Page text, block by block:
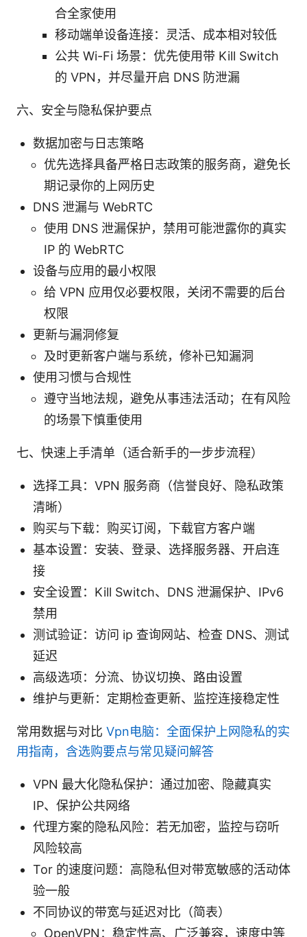
合全家使用
移动端单设备连接：灵活、成本相对较低
公共 Wi-Fi 场景：优先使用带 Kill Switch
的 VPN，并尽量开启 DNS 防泄漏
六、安全与隐私保护要点
数据加密与日志策略
优先选择具备严格日志政策的服务商，避免长
期记录你的上网历史
DNS 泄漏与 WebRTC
使用 DNS 泄漏保护，禁用可能泄露你的真实
IP 的 WebRTC
设备与应用的最小权限
给 VPN 应用仅必要权限，关闭不需要的后台
权限
更新与漏洞修复
及时更新客户端与系统，修补已知漏洞
使用习惯与合规性
遵守当地法规，避免从事违法活动；在有风险
的场景下慎重使用
七、快速上手清单（适合新手的一步步流程）
选择工具：VPN 服务商（信誉良好、隐私政策
清晰）
购买与下载：购买订阅，下载官方客户端
基本设置：安装、登录、选择服务器、开启连
接
安全设置：Kill Switch、DNS 泄漏保护、IPv6
禁用
测试验证：访问 ip 查询网站、检查 DNS、测试
延迟
高级选项：分流、协议切换、路由设置
维护与更新：定期检查更新、监控连接稳定性
常用数据与对比 Vpn电脑：全面保护上网隐私的实
用指南，含选购要点与常见疑问解答
VPN 最大化隐私保护：通过加密、隐藏真实
IP、保护公共网络
代理方案的隐私风险：若无加密，监控与窃听
风险较高
Tor 的速度问题：高隐私但对带宽敏感的活动体
验一般
不同协议的带宽与延迟对比（简表）
OpenVPN：稳定性高、广泛兼容，速度中等